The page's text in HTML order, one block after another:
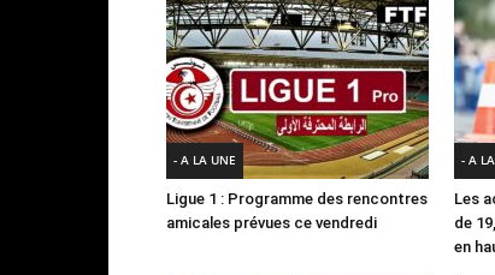
- A LA UNE
Ligue 1 : Programme des rencontres
amicales prévues ce vendredi
- A
Les
de
en